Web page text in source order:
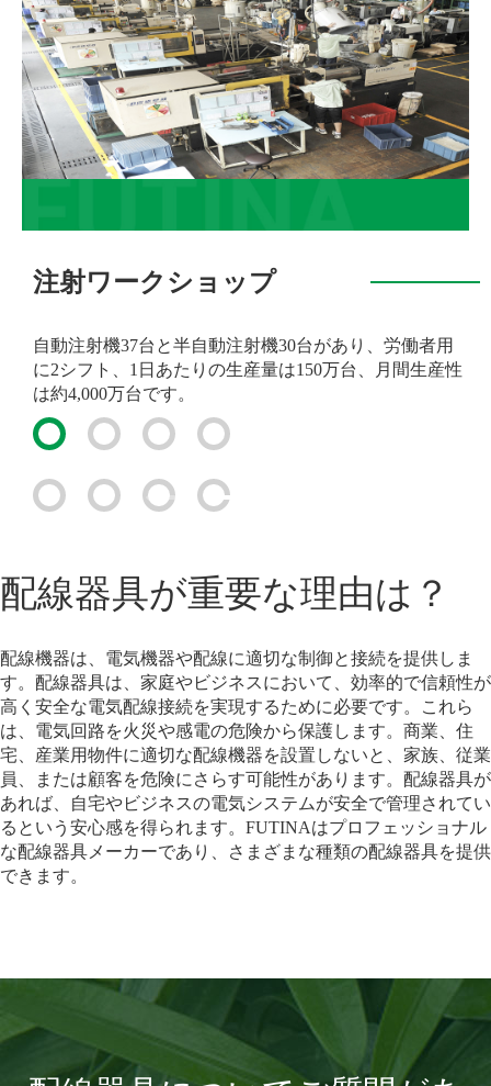
注射ワークショップ
自動注射機37台と半自動注射機30台があり、労働者用
に2シフト、1日あたりの生産量は150万台、月間生産性
は約4,000万台です。
配線器具が重要な理由は？
配線機器は、電気機器や配線に適切な制御と接続を提供しま
す。配線器具は、家庭やビジネスにおいて、効率的で信頼性が
高く安全な電気配線接続を実現するために必要です。これら
は、電気回路を火災や感電の危険から保護します。商業、住
宅、産業用物件に適切な配線機器を設置しないと、家族、従業
員、または顧客を危険にさらす可能性があります。配線器具が
あれば、自宅やビジネスの電気システムが安全で管理されてい
るという安心感を得られます。FUTINAはプロフェッショナル
な配線器具メーカーであり、さまざまな種類の配線器具を提供
できます。